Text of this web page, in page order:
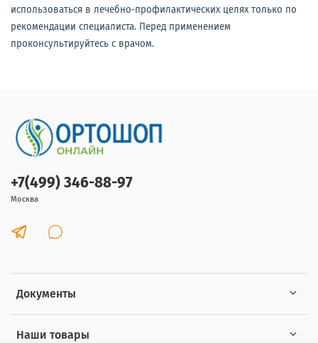
использоваться в лечебно-профилактических целях только по
рекомендации специалиста. Перед применением
проконсультируйтесь с врачом.
Документы
Наши товары
+7(499) 346-88-97
Москва